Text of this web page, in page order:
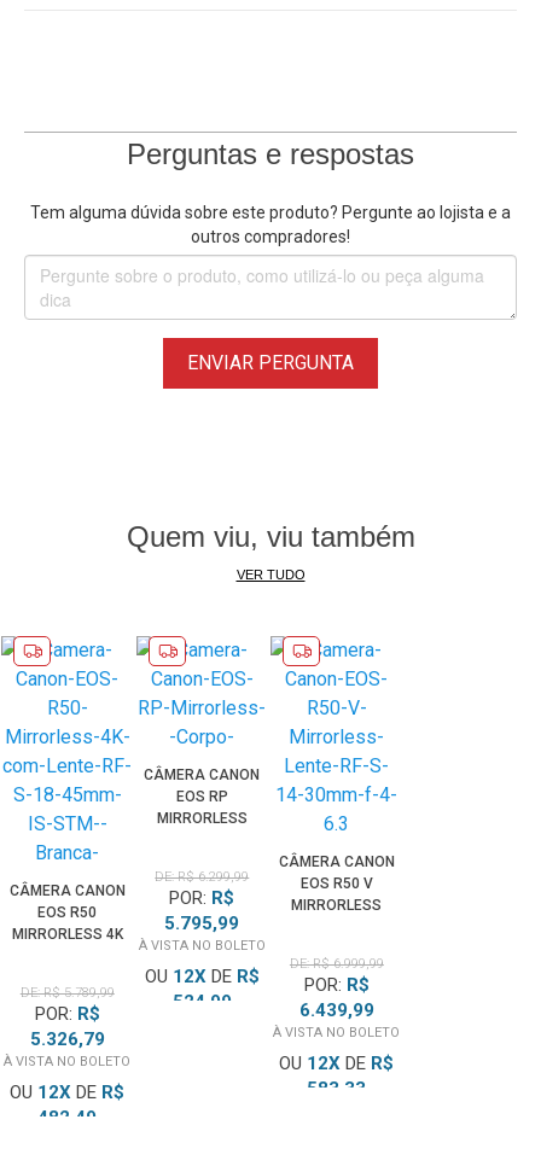
Perguntas e respostas
Tem alguma dúvida sobre este produto? Pergunte ao lojista e a
outros compradores!
ENVIAR PERGUNTA
Quem viu, viu também
VER TUDO
CÂMERA CANON
EOS R50
MIRRORLESS 4K
(BRANCA)
DE: R$ 5.789,99
POR: R$
5.326,79
À VISTA NO BOLETO
OU 12X DE R$
482,49
CÂMERA CANON
EOS RP
MIRRORLESS
DE: R$ 6.299,99
POR: R$
5.795,99
À VISTA NO BOLETO
OU 12XDE R$
524,99
CÂMERA CANON
EOS R50 V
MIRRORLESS
DE: R$ 6.999,99
POR: R$
6.439,99
À VISTA NO BOLETO
OU 12X DE R$
583,33